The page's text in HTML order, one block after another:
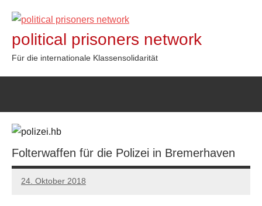
Inhalt
springen
political prisoners network
Für die internationale Klassensolidarität
Folterwaffen für die Polizei in Bremerhaven
24. Oktober 2018
admin